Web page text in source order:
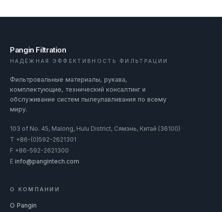
Pangin Filtration
НАДЁЖНАЯ ЭФФЕКТИВНОСТЬ ФИЛЬТРАЦИИ
Фильтровальные материалы, рукава,
комплектующие, технический консалтинг и
обслуживание систем пылеулавливания по всему
миру.
103 of No. 45, Malong, Hulu District, Сямэнь, Китай (36100)
T +86-(0)592-2621301
F +86-592-2621300
E info@pangintech.com
О КОМПАНИИ
О Pangin